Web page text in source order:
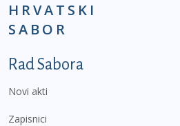
HRVATSKI
SABOR
Podnožje prvi izbornik
Rad Sabora
Novi akti
Zapisnici